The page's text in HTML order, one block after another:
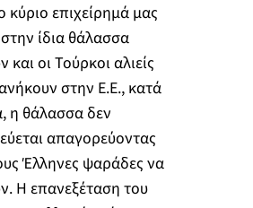
κύριο επιχείρημά μας
ίδια θάλασσα
και οι Τούρκοι αλιείς
στην Ε.Ε., κατά
η θάλασσα δεν
απαγορεύοντας
Έλληνες ψαράδες να
Η επανεξέταση του